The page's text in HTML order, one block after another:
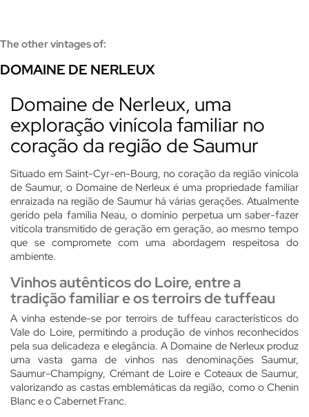
The other vintages of:
DOMAINE DE NERLEUX
Domaine de Nerleux, uma
exploração vinícola familiar no
coração da região de Saumur
Situado em Saint-Cyr-en-Bourg, no coração da região vinícola
de Saumur, o Domaine de Nerleux é uma propriedade familiar
enraizada na região de Saumur há várias gerações. Atualmente
gerido pela família Neau, o domínio perpetua um saber-fazer
vitícola transmitido de geração em geração, ao mesmo tempo
que se compromete com uma abordagem respeitosa do
ambiente.
Vinhos autênticos do Loire, entre a
tradição familiar e os terroirs de tuffeau
A vinha estende-se por terroirs de tuffeau característicos do
Vale do Loire, permitindo a produção de vinhos reconhecidos
pela sua delicadeza e elegância. A Domaine de Nerleux produz
uma vasta gama de vinhos nas denominações Saumur,
Saumur-Champigny, Crémant de Loire e Coteaux de Saumur,
valorizando as castas emblemáticas da região, como o Chenin
Blanc e o Cabernet Franc.